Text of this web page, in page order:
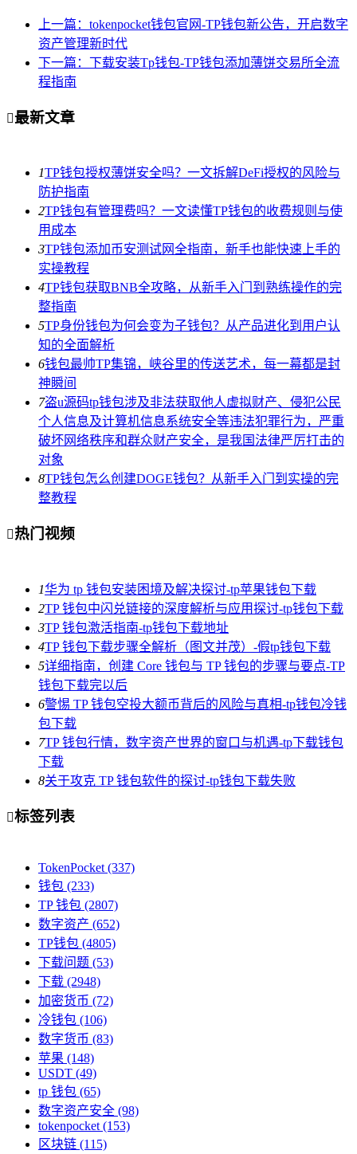
上一篇：tokenpocket钱包官网-TP钱包新公告，开启数字
资产管理新时代
下一篇：下载安装Tp钱包-TP钱包添加薄饼交易所全流
程指南
最新文章
1TP钱包授权薄饼安全吗？一文拆解DeFi授权的风险与
防护指南
2TP钱包有管理费吗？一文读懂TP钱包的收费规则与使
用成本
3TP钱包添加币安测试网全指南，新手也能快速上手的
实操教程
4TP钱包获取BNB全攻略，从新手入门到熟练操作的完
整指南
5TP身份钱包为何会变为子钱包？从产品进化到用户认
知的全面解析
6钱包最帅TP集锦，峡谷里的传送艺术，每一幕都是封
神瞬间
7盗u源码tp钱包涉及非法获取他人虚拟财产、侵犯公民
个人信息及计算机信息系统安全等违法犯罪行为，严重
破坏网络秩序和群众财产安全，是我国法律严厉打击的
对象
8TP钱包怎么创建DOGE钱包？从新手入门到实操的完
整教程
热门视频
1华为 tp 钱包安装困境及解决探讨-tp苹果钱包下载
2TP 钱包中闪兑链接的深度解析与应用探讨-tp钱包下载
3TP 钱包激活指南-tp钱包下载地址
4TP 钱包下载步骤全解析（图文并茂）-假tp钱包下载
5详细指南，创建 Core 钱包与 TP 钱包的步骤与要点-TP
钱包下载完以后
6警惕 TP 钱包空投大额币背后的风险与真相-tp钱包冷钱
包下载
7TP 钱包行情，数字资产世界的窗口与机遇-tp下载钱包
下载
8关于攻克 TP 钱包软件的探讨-tp钱包下载失败
标签列表
TokenPocket (337)
钱包 (233)
TP 钱包 (2807)
数字资产 (652)
TP钱包 (4805)
下载问题 (53)
下载 (2948)
加密货币 (72)
冷钱包 (106)
数字货币 (83)
苹果 (148)
USDT (49)
tp 钱包 (65)
数字资产安全 (98)
tokenpocket (153)
区块链 (115)